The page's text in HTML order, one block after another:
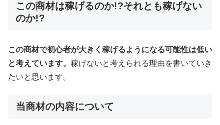
この商材は稼げるのか!?それとも稼げない
のか!?
この商材で初心者が大きく稼げるようになる可能性は低い
と考えています。 稼げないと考えられる理由を書いていき
たいと思います。
当商材の内容について